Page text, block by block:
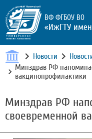
ВФ ФГБОУ ВО
«ИжГТУ
Новости
Минздрав РФ
вакцинопрофилактики
Минздрав РФ
своевременной